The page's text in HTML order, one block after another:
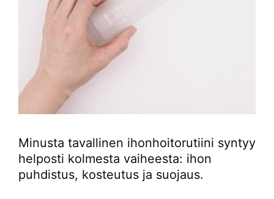
Minusta tavallinen ihonhoitorutiini syntyy
helposti kolmesta vaiheesta: ihon
puhdistus, kosteutus ja suojaus.